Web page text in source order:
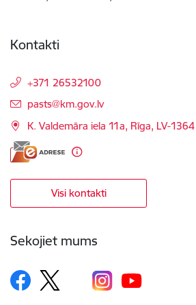
Kontakti
+371 26532100
E-pasts:
pasts@km.gov.lv
K. Valdemāra iela 11a, Rīga, LV-1364
Visi kontakti
Sekojiet mums